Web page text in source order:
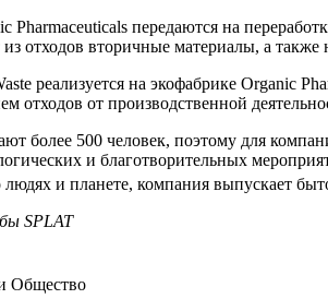
Pharmaceuticals передаются на
отходов вторичные материалы, а
реализуется на экофабрике Organic
отходов от производственной
более 500 человек, поэтому для
и благотворительных
людях и планете, компания выпускает
SPLAT